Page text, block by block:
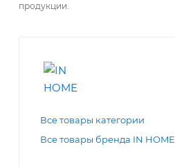
продукции.
Все товары категории
Все товары бренда IN HOME